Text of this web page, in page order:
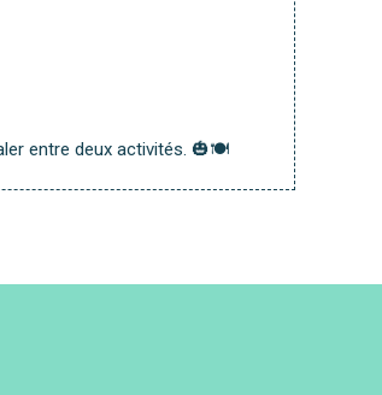
entre deux activités. 🎃🍽️